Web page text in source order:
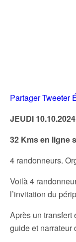
PartagerTweeter
JEUDI
32 Kms en ligne
4 randonneurs.
Voilà 4
l’invitation du
Après un transfert
guide et narrateur